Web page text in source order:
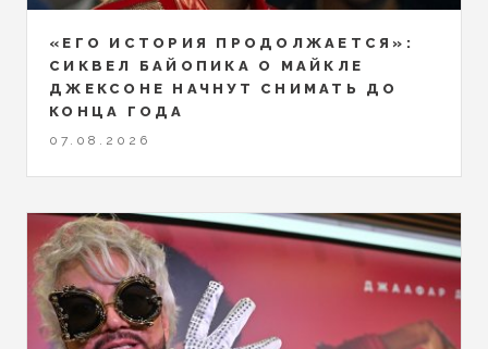
«ЕГО ИСТОРИЯ ПРОДОЛЖАЕТСЯ»:
СИКВЕЛ БАЙОПИКА О МАЙКЛЕ
ДЖЕКСОНЕ НАЧНУТ СНИМАТЬ ДО
КОНЦА ГОДА
07.08.2026